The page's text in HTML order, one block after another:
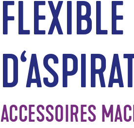
FLEXIBLE
ACCESSOIRES